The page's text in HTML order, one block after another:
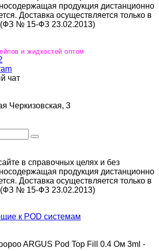
продукция дистанционно
Доставка осуществляется только в
№ 15-ФЗ 23.02.2013)
и жидкостей оптом
чат
Черкизовская, 3
в справочных целях и без
продукция дистанционно
Доставка осуществляется только в
№ 15-ФЗ 23.02.2013)
к POD системам
ARGUS Pod Top Fill 0.4 Ом 3ml -